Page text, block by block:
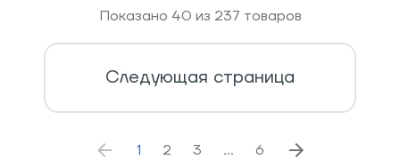
Показано 40 из 237 товаров
Следующая страница
1 2 3 … 6